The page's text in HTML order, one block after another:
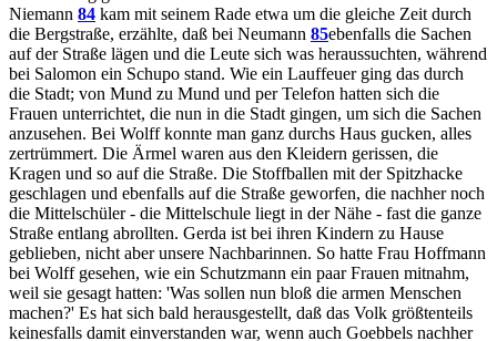
Niemann 84 kam mit seinem Rade etwa um die gleiche Zeit durch
die Bergstraße, erzählte, daß bei Neumann 85ebenfalls die Sachen
auf der Straße lägen und die Leute sich was heraussuchten, während
bei Salomon ein Schupo stand. Wie ein Lauffeuer ging das durch
die Stadt; von Mund zu Mund und per Telefon hatten sich die
Frauen unterrichtet, die nun in die Stadt gingen, um sich die Sachen
anzusehen. Bei Wolff konnte man ganz durchs Haus gucken, alles
zertrümmert. Die Ärmel waren aus den Kleidern gerissen, die
Kragen und so auf die Straße. Die Stoffballen mit der Spitzhacke
geschlagen und ebenfalls auf die Straße geworfen, die nachher noch
die Mittelschüler - die Mittelschule liegt in der Nähe - fast die ganze
Straße entlang abrollten. Gerda ist bei ihren Kindern zu Hause
geblieben, nicht aber unsere Nachbarinnen. So hatte Frau Hoffmann
bei Wolff gesehen, wie ein Schutzmann ein paar Frauen mitnahm,
weil sie gesagt hatten: 'Was sollen nun bloß die armen Menschen
machen?' Es hat sich bald herausgestellt, daß das Volk größtenteils
keinesfalls damit einverstanden war, wenn auch Goebbels nachher